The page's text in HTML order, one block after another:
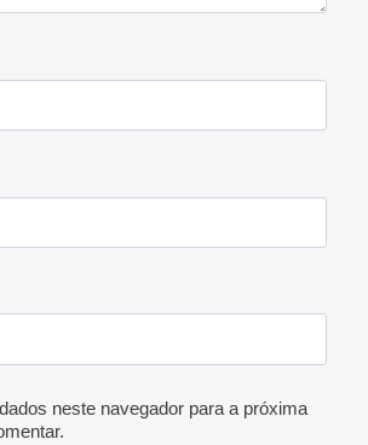
neste navegador para a próxima